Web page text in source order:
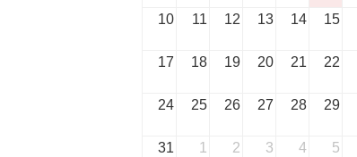
10 11 12 13 14 15
17 18 19 20 21 22
24 25 26 27 28 29
31 1 2 3 4 5